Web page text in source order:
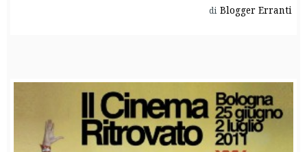
di Blogger Erranti